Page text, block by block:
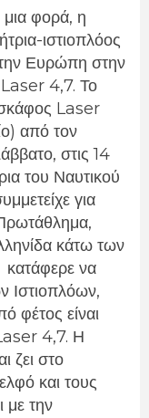
φορά, η
ιστιοπλόος
Ευρώπη στην
Laser 4,7. Το
Laser
από τον
στις 14
του Ναυτικού
για
κάτω των
κατάφερε να
Ιστιοπλόων,
φέτος είναι
4,7. Η
ζει στο
και τους
με την